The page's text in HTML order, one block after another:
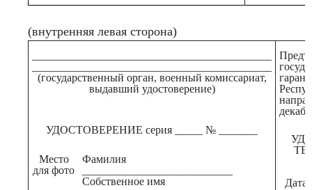
(внутренняя левая сторона)
(государственный орган, военный комиссариат,
выдавший удостоверение)
Дата
УДОСТОВЕРЕНИЕ серия _____ № _______
Место
для фото
Фамилия
Собственное имя